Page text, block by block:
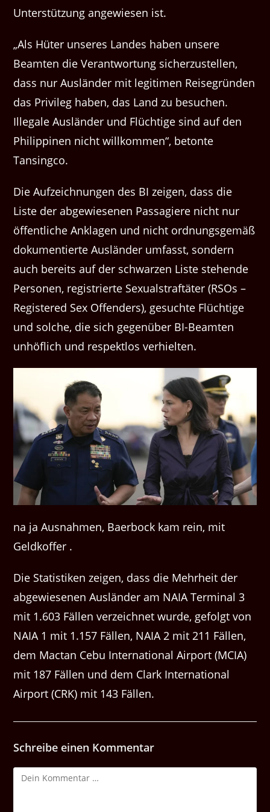
Unterstützung angewiesen ist.
„Als Hüter unseres Landes haben unsere
Beamten die Verantwortung sicherzustellen,
dass nur Ausländer mit legitimen Reisegründen
das Privileg haben, das Land zu besuchen.
Illegale Ausländer und Flüchtige sind auf den
Philippinen nicht willkommen“, betonte
Tansingco.
Die Aufzeichnungen des BI zeigen, dass die
Liste der abgewiesenen Passagiere nicht nur
öffentliche Anklagen und nicht ordnungsgemäß
dokumentierte Ausländer umfasst, sondern
auch bereits auf der schwarzen Liste stehende
Personen, registrierte Sexualstraftäter (RSOs –
Registered Sex Offenders), gesuchte Flüchtige
und solche, die sich gegenüber BI-Beamten
unhöflich und respektlos verhielten.
na ja Ausnahmen, Baerbock kam rein, mit
Geldkoffer .
Die Statistiken zeigen, dass die Mehrheit der
abgewiesenen Ausländer am NAIA Terminal 3
mit 1.603 Fällen verzeichnet wurde, gefolgt von
NAIA 1 mit 1.157 Fällen, NAIA 2 mit 211 Fällen,
dem Mactan Cebu International Airport (MCIA)
mit 187 Fällen und dem Clark International
Airport (CRK) mit 143 Fällen.
Schreibe einen Kommentar
Kommentar